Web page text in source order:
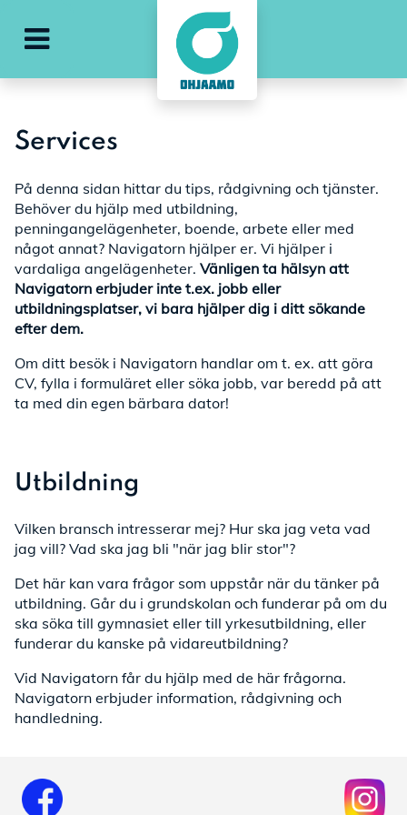
Öppna huvudmenyn
Services
På denna sidan hittar du tips, rådgivning och tjänster.
Behöver du hjälp med utbildning,
penningangelägenheter, boende, arbete eller med
något annat? Navigatorn hjälper er. Vi hjälper i
vardaliga angelägenheter. Vänligen ta hälsyn att
Navigatorn erbjuder inte t.ex. jobb eller
utbildningsplatser, vi bara hjälper dig i ditt sökande
efter dem.
Om ditt besök i Navigatorn handlar om t. ex. att göra
CV, fylla i formuläret eller söka jobb, var beredd på att
ta med din egen bärbara dator!
Utbildning
Vilken bransch intresserar mej? Hur ska jag veta vad
jag vill? Vad ska jag bli "när jag blir stor"?
Det här kan vara frågor som uppstår när du tänker på
utbildning. Går du i grundskolan och funderar på om du
ska söka till gymnasiet eller till yrkesutbildning, eller
funderar du kanske på vidareutbildning?
Vid Navigatorn får du hjälp med de här frågorna.
Navigatorn erbjuder information, rådgivning och
handledning.